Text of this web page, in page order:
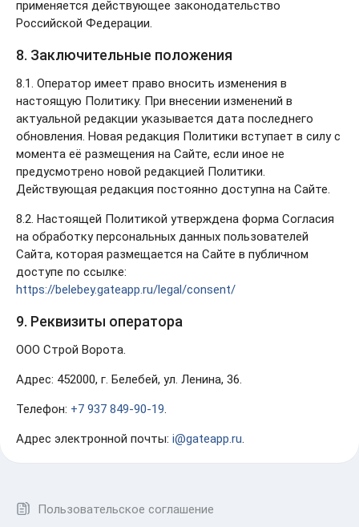
применяется действующее законодательство
Российской Федерации.
8. Заключительные положения
8.1. Оператор имеет право вносить изменения в
настоящую Политику. При внесении изменений в
актуальной редакции указывается дата последнего
обновления. Новая редакция Политики вступает в силу с
момента её размещения на Сайте, если иное не
предусмотрено новой редакцией Политики.
Действующая редакция постоянно доступна на Сайте.
8.2. Настоящей Политикой утверждена форма Согласия
на обработку персональных данных пользователей
Сайта, которая размещается на Сайте в публичном
доступе по ссылке:
https://belebey.gateapp.ru/legal/consent/
9. Реквизиты оператора
OOO Строй Ворота.
Адрес: 452000, г. Белебей, ул. Ленина, 36.
Телефон: +7 937 849-90-19.
Адрес электронной почты: i@gateapp.ru.
Пользовательское соглашение